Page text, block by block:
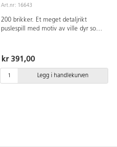
Art.nr: 16643
200 brikker. Et meget detaljrikt
puslespill med motiv av ville dyr som
Fra 8 år.
kr 391,00
Legg i handlekurven